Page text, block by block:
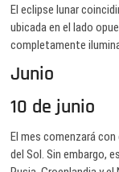
El eclipse lunar
ubicada en el lado
completamente
Junio
10 de junio
El mes comenzará
del Sol. Sin embargo,